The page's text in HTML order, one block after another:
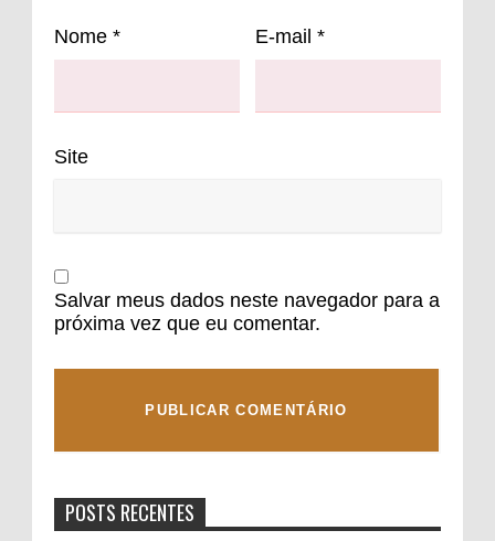
Nome * E-mail *
Site
Salvar meus dados neste navegador para a
próxima vez que eu comentar.
POSTS RECENTES